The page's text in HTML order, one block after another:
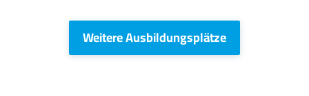
Weitere Ausbildungsplätze